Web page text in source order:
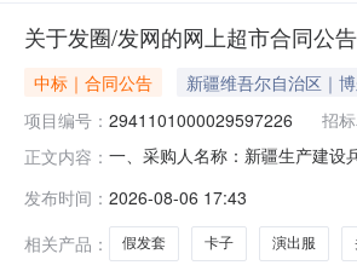
关于发圈/发网的网上超市合同公告
中标｜合同公告
新疆维吾尔自治区｜
项目编号： 2941101000029597226 招
正文内容： 一、采购人名称：新疆生产建设
网妙普乐712879068129个
发布时间： 2026-08-06 17:43
相关产品：
假发套 卡子 演出服